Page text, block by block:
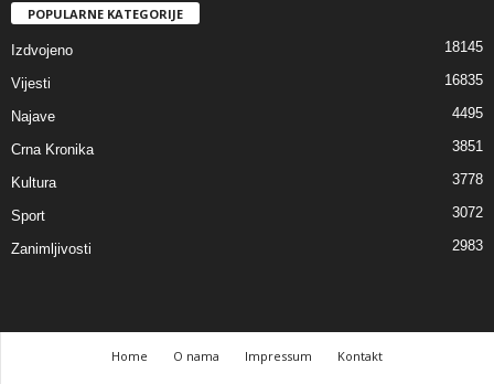
POPULARNE KATEGORIJE
Izdvojeno 18145
Vijesti 16835
Najave 4495
Crna Kronika 3851
Kultura 3778
Sport 3072
Zanimljivosti 2983
Home O nama Impressum
Kontakt